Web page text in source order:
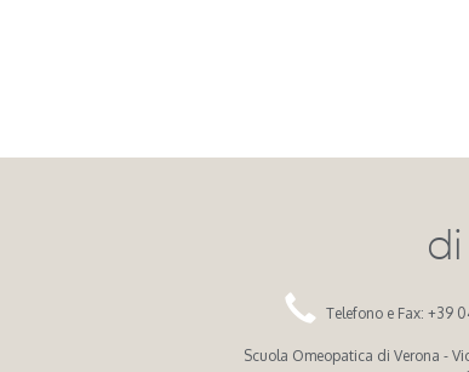
di
Telefono e Fax: +39
Scuola Omeopatica di Verona -